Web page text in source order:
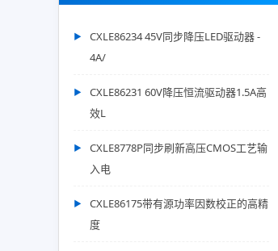
CXLE86234 45V同步降压LED驱动器 -
4A/
CXLE86231 60V降压恒流驱动器1.5A高
效L
CXLE8778P同步刷新高压CMOS工艺输
入电
CXLE86175带有源功率因数校正的高精
度